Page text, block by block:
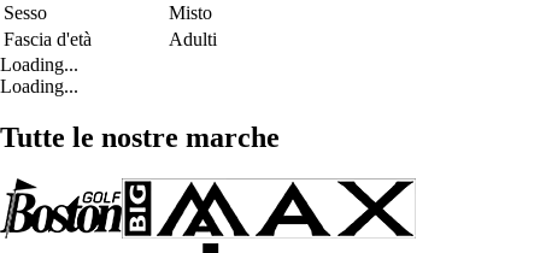
Sesso
Misto
Fascia d'età
Adulti
Loading...
Loading...
Tutte le nostre marche